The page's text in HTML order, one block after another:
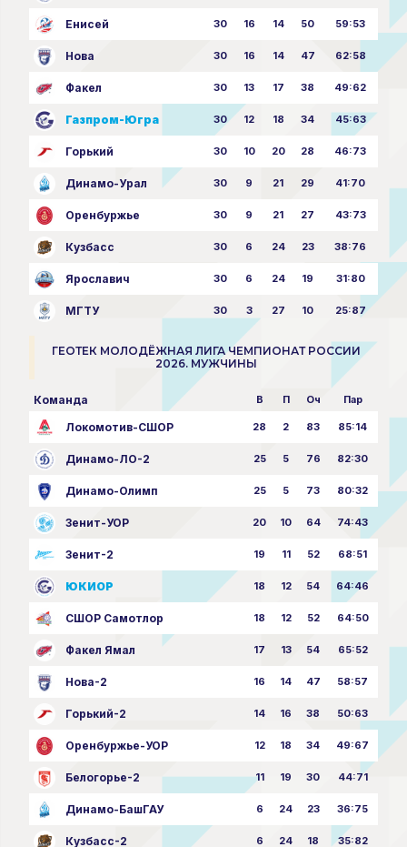
Енисей 30 16 14 50 59:53
Нова 30 16 14 47 62:58
Факел 30 13 17 38 49:62
Газпром-Югра 30 12 18 34 45:63
Горький 30 10 20 28 46:73
Динамо-Урал 30 9 21 29 41:70
Оренбуржье 30 9 21 27 43:73
Кузбасс 30 6 24 23 38:76
Ярославич 30 6 24 19 31:80
МГТУ 30 3 27 10 25:87
ГЕОТЕК МОЛОДЁЖНАЯ ЛИГА ЧЕМПИОНАТ РОССИИ
2026. МУЖЧИНЫ
Команда В П Оч Пар
Локомотив-СШОР 28 2 83 85:14
Динамо-ЛО-2 25 5 76 82:30
Динамо-Олимп 25 5 73 80:32
Зенит-УОР 20 10 64 74:43
Зенит-2 19 11 52 68:51
ЮКИОР 18 12 54 64:46
СШОР Самотлор 18 12 52 64:50
Факел Ямал 17 13 54 65:52
Нова-2 16 14 47 58:57
Горький-2 14 16 38 50:63
Оренбуржье-УОР 12 18 34 49:67
Белогорье-2 11 19 30 44:71
Динамо-БашГАУ 6 24 23 36:75
Кузбасс-2 6 24 18 35:82